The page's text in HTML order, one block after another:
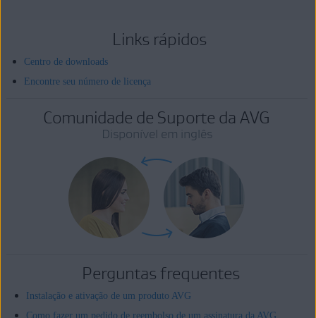
Links rápidos
Centro de downloads
Encontre seu número de licença
Comunidade de Suporte da AVG
Disponível em inglês
Perguntas frequentes
Instalação e ativação de um produto AVG
Como fazer um pedido de reembolso de um assinatura da AVG